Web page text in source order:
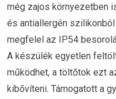
még zajos környezetben
és antiallergén
megfelel az IP54
A készülék egyetlen
működhet, a töltőtok ezt
kibővíteni. Támogatott a